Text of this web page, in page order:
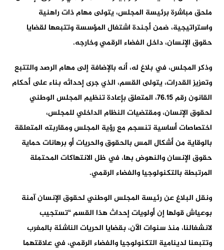
ملحق مباشرة برئيسة المجلس، يتولى مهام ذات راهنية
واستراتيجية، ضمن أجندة اشتغال المؤسسة وتتبعها لقضايا
حقوق الإنسان، داخل الفضاء الرقمي وخارجه.
وذكر المجلس، في بلاغ له، أنه بالإضافة إلى مهام الرصد والتتبع
وتعزيز القدرات، يتولى القسم، الذي جرى إحداثه بناء على أحكام
القانون رقم 76.15، المتعلق بإعادة تنظيم المجلس الوطني
لحقوق الإنسان، ومقتضيات النظام الداخلي للمجلس،
اختصاصات أساسية تنسجم مع رؤية المجلس ومقاربته المتعلقة
بالوقاية من أشكال المس بالحقوق والحريات أو برهانات حماية
حقوق الإنسان والنهوض بها، في ظل الانتهاكات المحتملة
المرتبطة بالتكنولوجيا والفضاء الرقمي.
ونقل البلاغ عن رئيسة المجلس الوطني لحقوق الإنسان آمنة
بوعياش قولها إن أولويات إحداث هذا القسم “تستجيب
لانشغالنا، منذ سنوات الآن، بقضايا الحريات الناشئة بالمغرب
وتتبعنا لدينامية التكنولوجيا والفضاء الرقمي، في علاقتهما